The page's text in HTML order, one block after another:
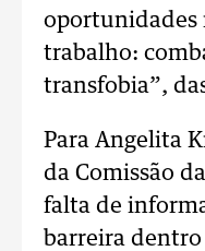
oportunidades
trabalho:
transfobia”,
Para Angelita
da Comissão
falta de
barreira